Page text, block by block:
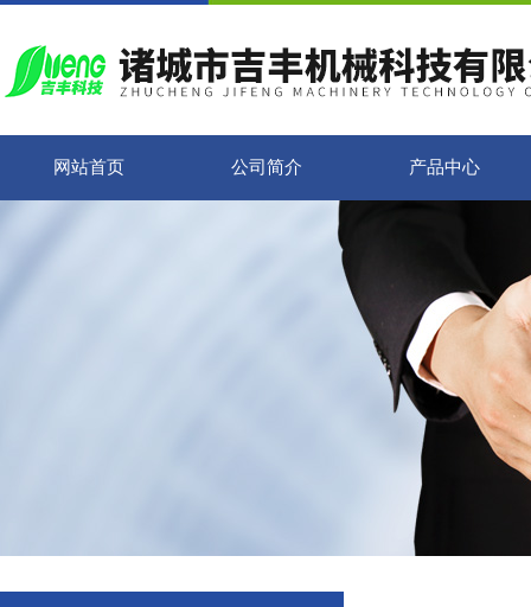
网站首页 公司简介 产品中心